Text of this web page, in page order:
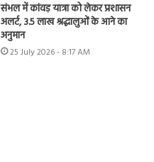
संभल में कांवड़ यात्रा को लेकर प्रशासन
अलर्ट, 3.5 लाख श्रद्धालुओं के आने का
अनुमान
25 July 2026 - 8:17 AM